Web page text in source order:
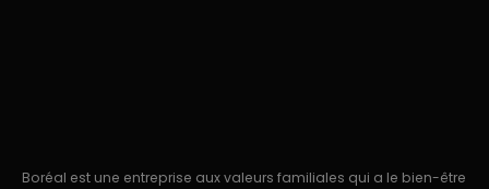
Boréal est une entreprise aux valeurs familiales qui a le bien-être